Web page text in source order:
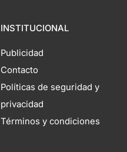
INSTITUCIONAL
Publicidad
Contacto
Políticas de seguridad y
privacidad
Términos y condiciones